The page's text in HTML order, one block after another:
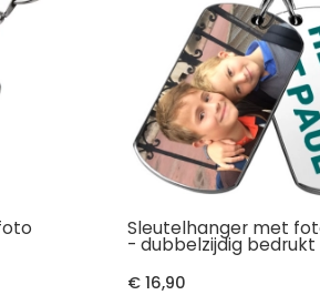
Sleutelhanger met
- dubbelzijdig bedrukt
€ 16,90